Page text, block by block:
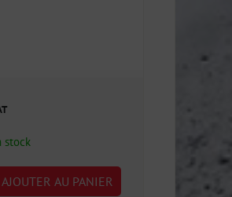
stock
AJOUTER AU PANIER